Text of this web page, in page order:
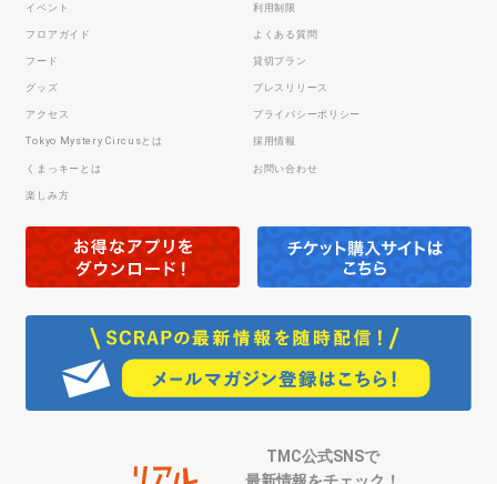
イベント
フロアガイド
フード
グッズ
アクセス
Tokyo Mystery Circusとは
くまっキーとは
楽しみ方
利用制限
よくある質問
貸切プラン
プレスリリース
プライバシーポリシー
採用情報
お問い合わせ
TMC公式SNSで